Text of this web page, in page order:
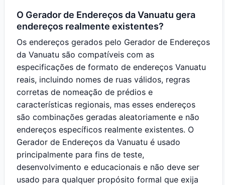
O Gerador de Endereços da Vanuatu gera
endereços realmente existentes?
Os endereços gerados pelo Gerador de Endereços
da Vanuatu são compatíveis com as
especificações de formato de endereços Vanuatu
reais, incluindo nomes de ruas válidos, regras
corretas de nomeação de prédios e
características regionais, mas esses endereços
são combinações geradas aleatoriamente e não
endereços específicos realmente existentes. O
Gerador de Endereços da Vanuatu é usado
principalmente para fins de teste,
desenvolvimento e educacionais e não deve ser
usado para qualquer propósito formal que exija